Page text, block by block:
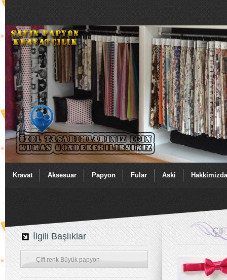
Kravat Aksesuar Papyon Fular Aski Hakkimizda
İlgili Başlıklar
Çift renk Büyük papyon